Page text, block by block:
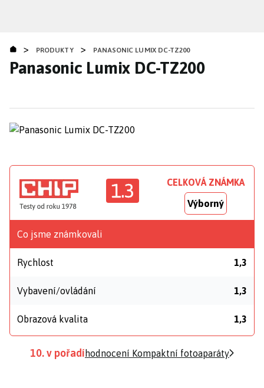
obsahu
> PRODUKTY > PANASONIC LUMIX DC-TZ200
Panasonic Lumix DC-TZ200
1.3 CELKOVÁ ZNÁMKA
Výborný
Co jsme známkovali
Rychlost 1,3
Vybavení/ovládání 1,3
Obrazová kvalita 1,3
10. v pořadí hodnocení Kompaktní fotoaparáty